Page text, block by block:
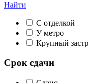
Найти
С отделкой
У метро
Крупный
Срок сдачи